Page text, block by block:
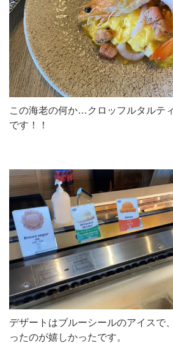
この海老の何か…クロッフルタルテ
です！！
デザートはブルーシールのアイスで
ったのが嬉しかったです。